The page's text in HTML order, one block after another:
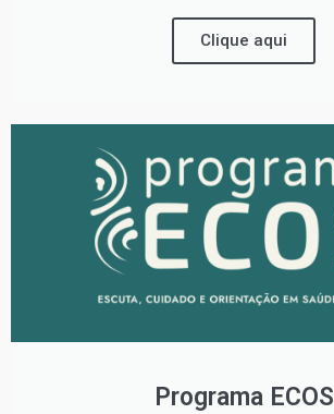
Clique aqui
Programa ECOS